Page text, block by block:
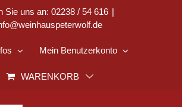
Sie uns an: 02238 / 54 616 |
Mein Benutzerkonto
WARENKORB